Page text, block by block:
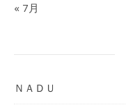
« 7月
ＮＡＤＵ